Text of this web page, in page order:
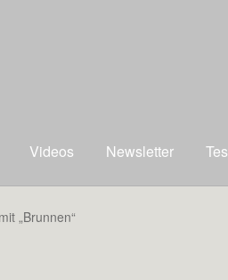
Videos Newsletter
„Brunnen“